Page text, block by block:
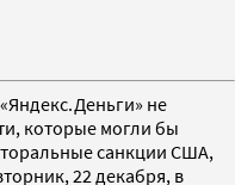
не
которые могли бы
санкции США,
22 декабря, в